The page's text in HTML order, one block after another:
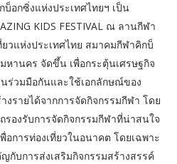
อกซิ่งแห่งประเทศไทยฯ เป็น
KIDS FESTIVAL ณ ลานกีฬา
ยวแห่งประเทศไทย สมาคมกีฬาคิกบ็
หานคร จัดขึ้น เพื่อกระตุ้นเศรษฐกิจ
วมมือกันและใช้เอกลักษณ์ของ
รายได้จากการจัดกิจกรรมกีฬา โดย
องรับการจัดกิจกรรมกีฬาที่น่าสนใจ
อการท่องเที่ยวในอนาคต โดยเฉพาะ
กับการส่งเสริมกิจกรรมสร้างสรรค์